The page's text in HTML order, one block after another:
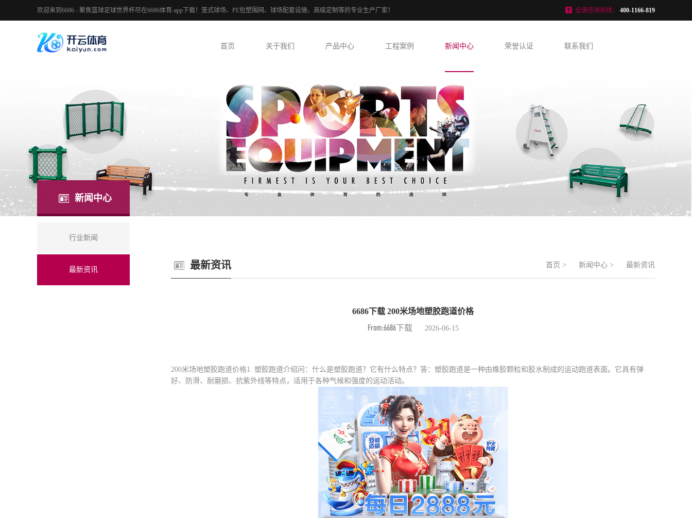
欢迎来到6686 - 聚焦篮球足球世界杯尽在6686体育-app下载！笼式球场、PE包塑围网、球场配套设施、高级定制等的专业生产厂家！ 全国咨询热线： 400-1166-819
首页 关于我们 产品中心 工程案例 新闻中心 荣誉认证 联系我们
新闻中心
行业新闻
最新资讯 最新资讯 首页 > 新闻中心 > 最新资讯
6686下载 200米场地塑胶跑道价格
From:6686下载 2026-06-15
200米场地塑胶跑道价格1. 塑胶跑道介绍问：什么是塑胶跑道？它有什么特点？答：塑胶跑道是一种由橡胶颗粒和胶水制成的运动跑道表面。它具有弹
好、防滑、耐磨损、抗紫外线等特点，适用于各种气候和强度的运动活动。